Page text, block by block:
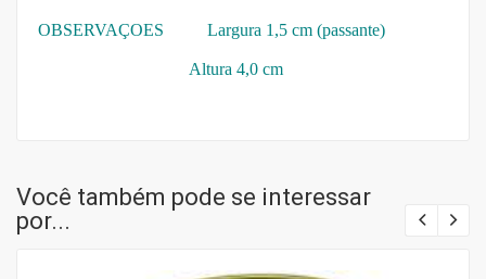
OBSERVAÇOES Largura 1,5 cm (passante)
Altura 4,0 cm
Você também pode se interessar
por...